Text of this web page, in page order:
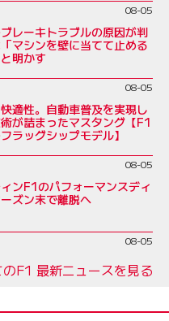
08-05
レーキトラブルの原因が判
マシンを壁に当てて止める
明かす
08-05
適性。自動車普及を実現し
が詰まったマスタング【F1
ラッグシップモデル】
08-05
ンF1のパフォーマンスディ
ズン末で離脱へ
08-05
F1 最新ニュースを見る